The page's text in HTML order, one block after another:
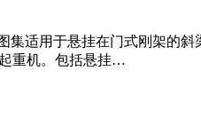
集适用于悬挂在门式刚架的
重机。包括悬挂…